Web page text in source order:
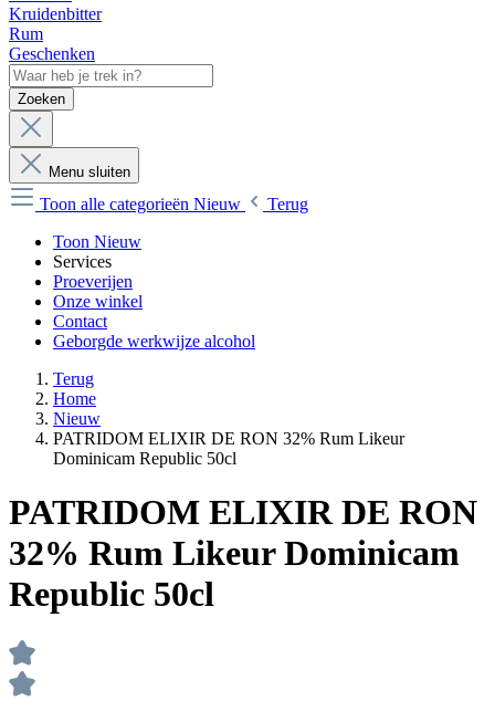
Kruidenbitter
Rum
Geschenken
Zoeken
Menu sluiten
Toon alle categorieën Nieuw
Terug
Toon Nieuw
Services
Proeverijen
Onze winkel
Contact
Geborgde werkwijze alcohol
Terug
Home
Nieuw
PATRIDOM ELIXIR DE RON 32% Rum Likeur
Dominicam Republic 50cl
PATRIDOM ELIXIR DE RON
32% Rum Likeur Dominicam
Republic 50cl